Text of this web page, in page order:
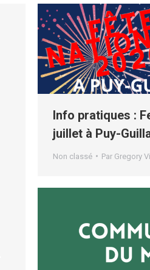
Info pratiques :
juillet à Puy-
Non classé Par Gregory